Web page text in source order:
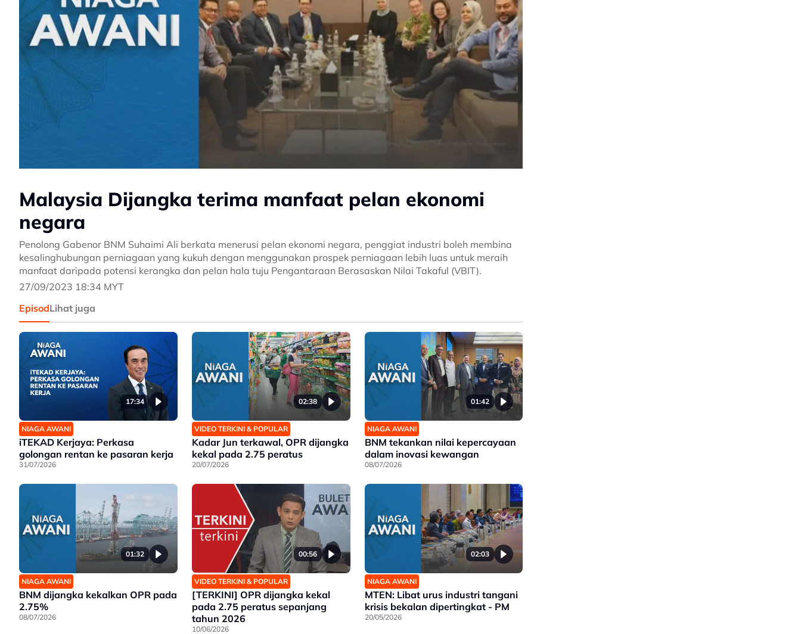
Malaysia Dijangka terima manfaat pelan ekonomi
negara
Penolong Gabenor BNM Suhaimi Ali berkata menerusi pelan ekonomi negara, penggiat industri boleh membina
kesalinghubungan perniagaan yang kukuh dengan menggunakan prospek perniagaan lebih luas untuk meraih
manfaat daripada potensi kerangka dan pelan hala tuju Pengantaraan Berasaskan Nilai Takaful (VBIT).
27/09/2023 18:34 MYT
EpisodLihat juga
17:34
NIAGA AWANI
iTEKAD Kerjaya: Perkasa
golongan rentan ke pasaran kerja
31/07/2026
02:38
VIDEO TERKINI & POPULAR
Kadar Jun terkawal, OPR dijangka
kekal pada 2.75 peratus
20/07/2026
01:42
NIAGA AWANI
BNM tekankan nilai kepercayaan
dalam inovasi kewangan
08/07/2026
01:32
NIAGA AWANI
BNM dijangka kekalkan OPR pada
2.75%
08/07/2026
00:56
VIDEO TERKINI & POPULAR
[TERKINI] OPR dijangka kekal
pada 2.75 peratus sepanjang
tahun 2026
10/06/2026
02:03
NIAGA AWANI
MTEN: Libat urus industri tangani
krisis bekalan dipertingkat - PM
20/05/2026